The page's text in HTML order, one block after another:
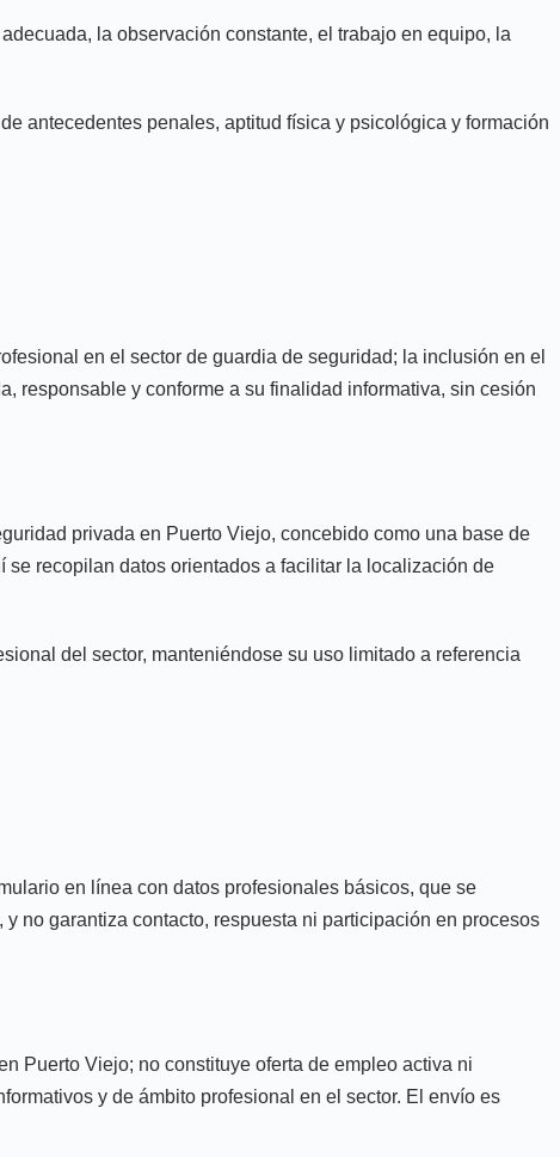
la observación constante, el trabajo en equipo, la
antecedentes penales, aptitud física y psicológica y formación
en el sector de guardia de seguridad; la inclusión en el
responsable y conforme a su finalidad informativa, sin cesión
privada en Puerto Viejo, concebido como una base de
recopilan datos orientados a facilitar la localización de
del sector, manteniéndose su uso limitado a referencia
en línea con datos profesionales básicos, que se
no garantiza contacto, respuesta ni participación en procesos
Puerto Viejo; no constituye oferta de empleo activa ni
y de ámbito profesional en el sector. El envío es